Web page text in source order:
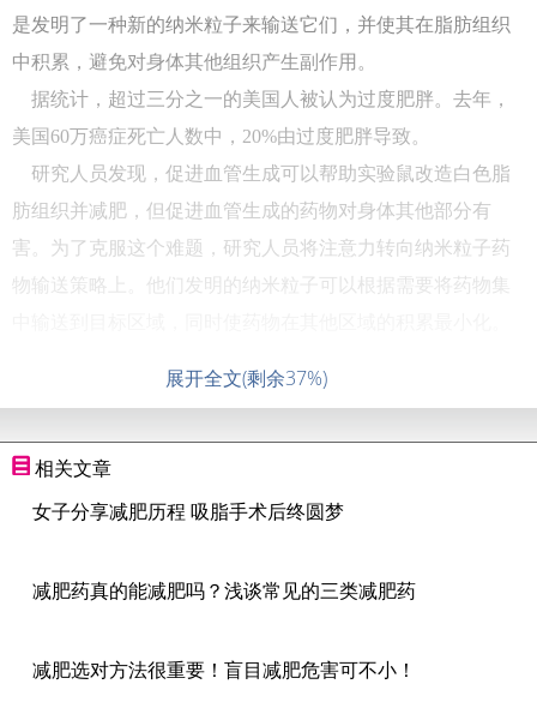
是发明了一种新的纳米粒子来输送它们，并使其在脂肪组织
中积累，避免对身体其他组织产生副作用。
据统计，超过三分之一的美国人被认为过度肥胖。去年，
美国60万癌症死亡人数中，20%由过度肥胖导致。
研究人员发现，促进血管生成可以帮助实验鼠改造白色脂
肪组织并减肥，但促进血管生成的药物对身体其他部分有
害。为了克服这个难题，研究人员将注意力转向纳米粒子药
物输送策略上。他们发明的纳米粒子可以根据需要将药物集
展开全文(剩余37%)
相关文章
女子分享减肥历程 吸脂手术后终圆梦
减肥药真的能减肥吗？浅谈常见的三类减肥药
减肥选对方法很重要！盲目减肥危害可不小！